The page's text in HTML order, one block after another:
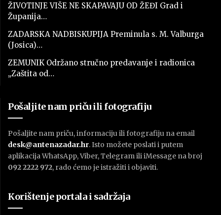
ŽIVOTINJE VIŠE NE SKAPAVAJU OD ŽEĐI Grad i
Županija…
ZADARSKA NADBISKUPIJA Preminula s. M. Valburga
(Josica)…
ZEMUNIK Održano stručno predavanje i radionica
„Zaštita od…
Pošaljite nam priču ili fotografiju
Pošaljite nam priču, informaciju ili fotografiju na email
desk@antenazadar.hr. Isto možete poslati i putem
aplikacija WhatsApp, Viber, Telegram ili iMessage na broj
092 2222 972, rado ćemo je istražiti i objaviti.
Korištenje portala i sadržaja